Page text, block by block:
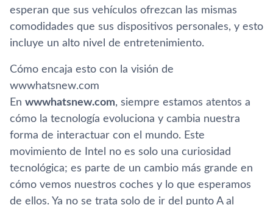
esperan que sus vehículos ofrezcan las mismas
comodidades que sus dispositivos personales, y esto
incluye un alto nivel de entretenimiento.
Cómo encaja esto con la visión de
wwwhatsnew.com
En wwwhatsnew.com, siempre estamos atentos a
cómo la tecnología evoluciona y cambia nuestra
forma de interactuar con el mundo. Este
movimiento de Intel no es solo una curiosidad
tecnológica; es parte de un cambio más grande en
cómo vemos nuestros coches y lo que esperamos
de ellos. Ya no se trata solo de ir del punto A al